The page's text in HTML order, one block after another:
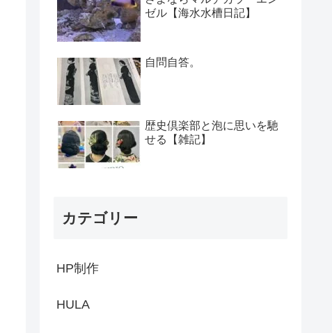
ゼル【海水水槽日記】
自問自答。
歴史倶楽部と泡に思いを馳
せる【雑記】
カテゴリー
HP制作
HULA